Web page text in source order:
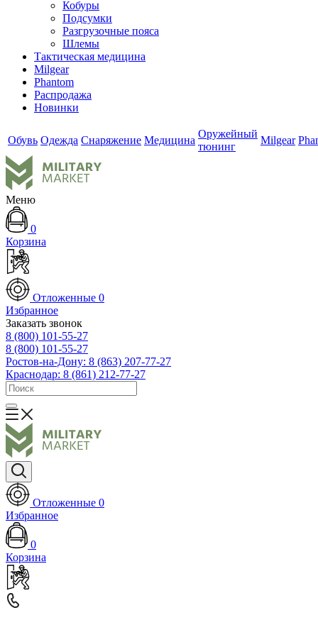
Кобуры
Подсумки
Разгрузочные пояса
Шлемы
Тактическая медицина
Milgear
Phantom
Распродажа
Новинки
Обувь Одежда Снаряжение Медицина
Оружейный
тюнинг
Milgear
Меню
0
Корзина
Отложенные 0
Избранное
Заказать звонок
8 (800) 101-55-27
8 (800) 101-55-27
Ростов-на-Дону: 8 (863) 207-77-27
Краснодар: 8 (861) 212-77-27
Отложенные 0
Избранное
0
Корзина